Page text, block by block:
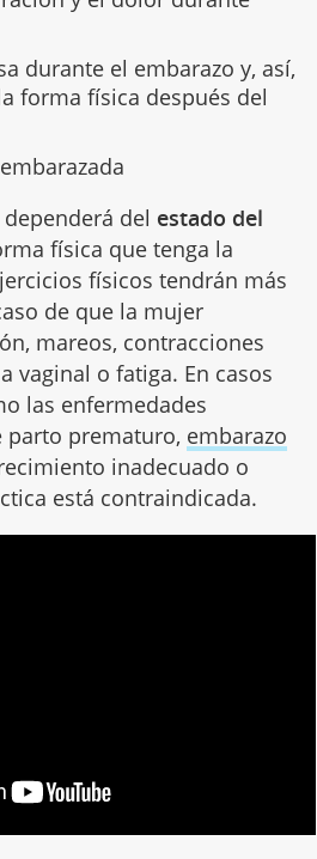
durante el embarazo y, así,
forma física después del
del estado del
física que tenga la
físicos tendrán más
de que la mujer
mareos, contracciones
vaginal o fatiga. En casos
las enfermedades
parto prematuro, embarazo
inadecuado o
está contraindicada.